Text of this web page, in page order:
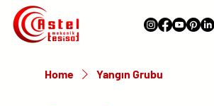
Home Yangın Grubu